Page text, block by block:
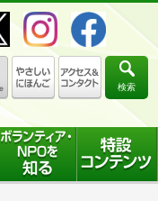
検索